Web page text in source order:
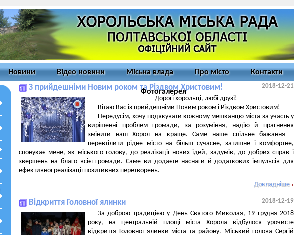
Новини Відео новини Міська влада Про місто Контакти
Фотогалерея
З прийдешніми Новим роком та Різдвом Христовим! 2018-12-21
Дорогі хорольці, любі друзі!
Вітаю Вас із прийдешніми Новим роком і Різдвом Христовим!
Передусім, хочу подякувати кожному мешканцю міста за участь у
вирішенні проблем громади, за розуміння, надію й прагнення
змінити наш Хорол на краще. Саме наше спільне бажання –
перевтілити рідне місто на більш сучасне, затишне і комфортне,
спонукає мене, як міського голову, до реалізації нових ідей, задумів, до добрих справ і
звершень на благо всієї громади. Саме ви додаєте наснаги й додаткових імпульсів для
ефективної реалізації позитивних перетворень.
Докладніше
Відкриття Головної ялинки 2018-12-19
За доброю традицією у День Святого Миколая, 19 грудня 2018
року, на центральній площі міста Хорола відбулося урочисте
відкриття Головної ялинки міста та району. Міський голова Сергій